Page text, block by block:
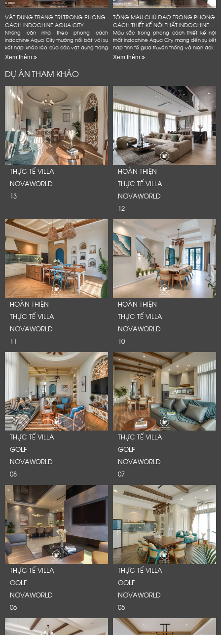
VẬT DỤNG TRANG TRÍ TRONG PHONG
CÁCH INDOCHINE AQUA CITY
Những căn nhà theo phong cách
Indochine Aqua City thường nổi bật với sự
kết hợp khéo léo của các vật dụng trang
trí mang đậm dấu ấn văn hóa Đông
Xem thêm
TÔNG MÀU CHỦ ĐẠO TRONG PHONG
CÁCH THIẾT KẾ NỘI THẤT INDOCHINE...
Màu sắc trong phong cách thiết kế nội
thất Indochine Aqua City mang đến sự kết
hợp tinh tế giữa truyền thống và hiện đại.
Xem thêm
DỰ ÁN THAM KHẢO
THỰC TẾ VILLA
NOVAWORLD
13
HOÀN THIỆN
THỰC TẾ VILLA
NOVAWORLD
12
HOÀN THIỆN
THỰC TẾ VILLA
NOVAWORLD
11
HOÀN THIỆN
THỰC TẾ VILLA
NOVAWORLD
10
THỰC TẾ VILLA
GOLF
NOVAWORLD
08
THỰC TẾ VILLA
GOLF
NOVAWORLD
07
THỰC TẾ VILLA
GOLF
NOVAWORLD
06
THỰC TẾ VILLA
GOLF
NOVAWORLD
05